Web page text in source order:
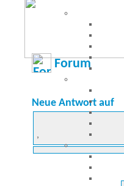
Forum
Neue Antwort auf
,